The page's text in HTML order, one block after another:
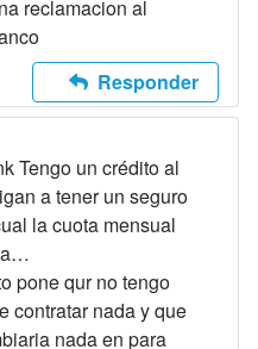
reclamacion al
Responder
Tengo un crédito al
a tener un seguro
la cuota mensual
pone qur no tengo
contratar nada y que
nada en para